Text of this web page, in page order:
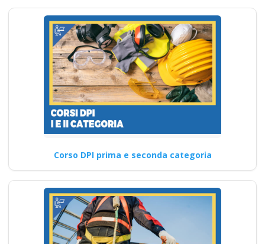
Corso DPI prima e seconda categoria